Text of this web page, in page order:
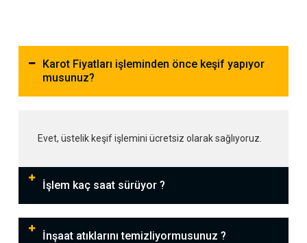
Karot Fiyatları işleminden önce keşif yapıyor
musunuz?
Evet, üstelik keşif işlemini ücretsiz olarak sağlıyoruz.
İşlem kaç saat sürüyor ?
İnşaat atıklarını temizliyormusunuz ?